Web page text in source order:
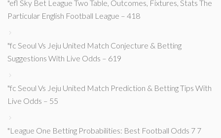
"efl Sky Bet League Two Table, Outcomes, Fixtures, Stats The
Particular English Football League – 418
"fc Seoul Vs Jeju United Match Conjecture & Betting
Suggestions With Live Odds – 619
"fc Seoul Vs Jeju United Match Prediction & Betting Tips With
Live Odds – 55
"League One Betting Probabilities: Best Football Odds 7 7